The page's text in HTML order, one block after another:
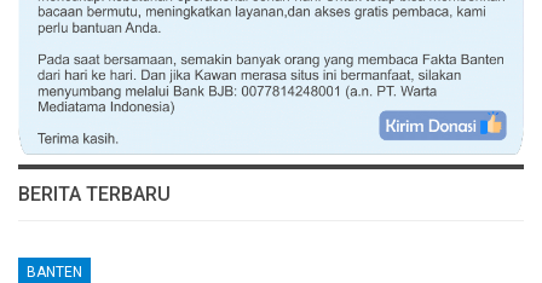
BERITA TERBARU
BANTEN